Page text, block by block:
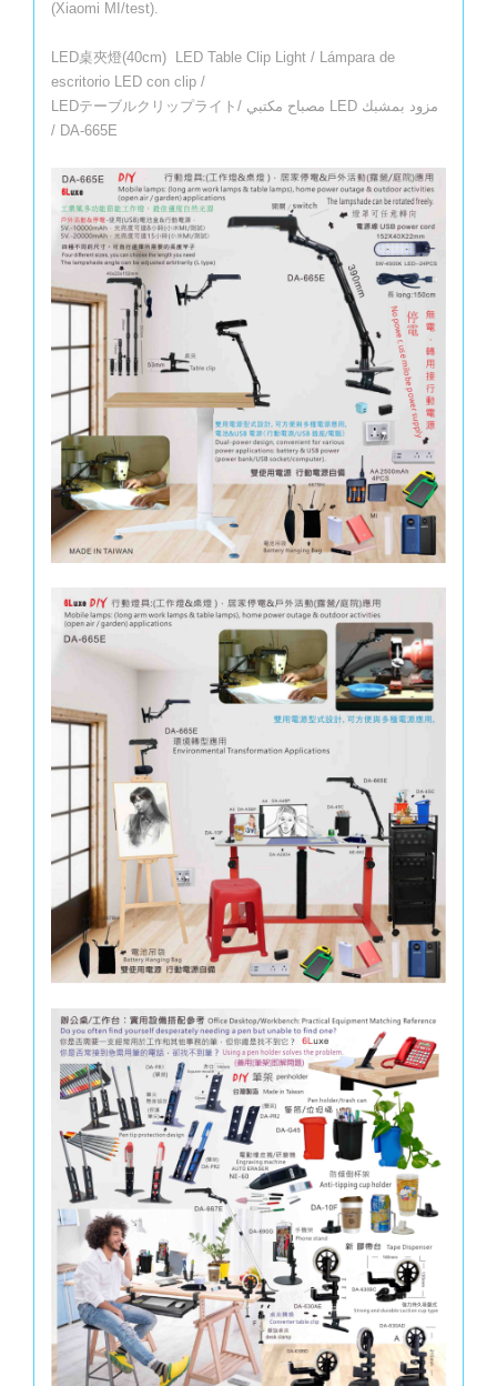
(Xiaomi MI/test).
LED桌夾燈(40cm) LED Table Clip Light / Lámpara de
escritorio LED con clip /
LEDテーブルクリップライト/ مصباح مكتبي LED مزود بمشبك
/ DA-665E